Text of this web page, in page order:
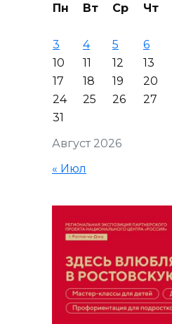
Август 2026
Пн Вт Ср Чт
3
4 5 6
10
11 12 13
17
18 19 20
24
25 26 27
31
« Июл